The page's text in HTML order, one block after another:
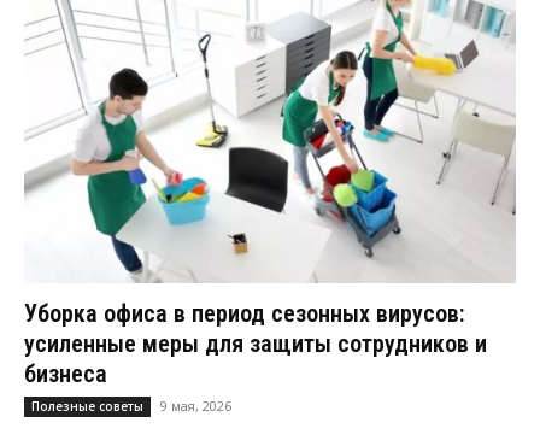
Уборка офиса в период сезонных вирусов:
усиленные меры для защиты сотрудников и
бизнеса
Полезные советы 9 мая, 2026